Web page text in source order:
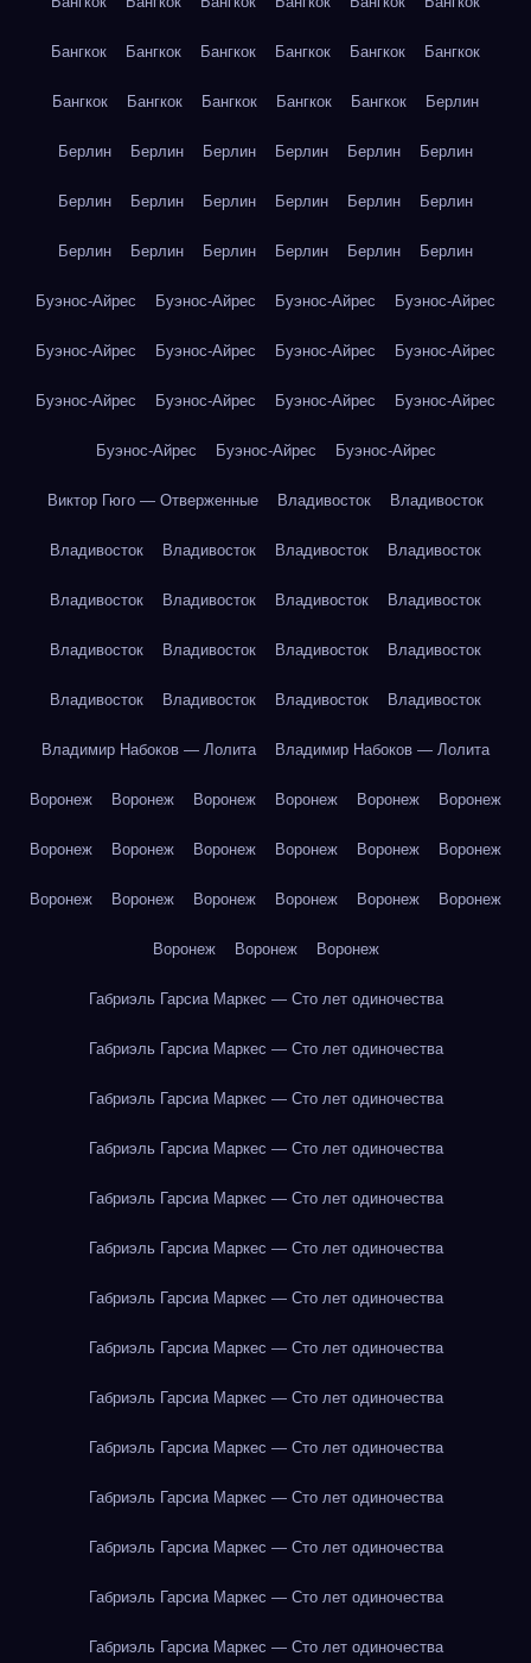
Бангкок Бангкок Бангкок Бангкок Бангкок Бангкок
Бангкок Бангкок Бангкок Бангкок Бангкок Берлин
Берлин Берлин Берлин Берлин Берлин Берлин
Берлин Берлин Берлин Берлин Берлин Берлин
Берлин Берлин Берлин Берлин Берлин Берлин
Буэнос-Айрес Буэнос-Айрес Буэнос-Айрес Буэнос-Айрес
Буэнос-Айрес Буэнос-Айрес Буэнос-Айрес Буэнос-Айрес
Буэнос-Айрес Буэнос-Айрес Буэнос-Айрес Буэнос-Айрес
Буэнос-Айрес Буэнос-Айрес Буэнос-Айрес
Виктор Гюго — Отверженные Владивосток Владивосток
Владивосток Владивосток Владивосток Владивосток
Владивосток Владивосток Владивосток Владивосток
Владивосток Владивосток Владивосток Владивосток
Владивосток Владивосток Владивосток Владивосток
Владимир Набоков — Лолита Владимир Набоков — Лолита
Воронеж Воронеж Воронеж Воронеж Воронеж Воронеж
Воронеж Воронеж Воронеж Воронеж Воронеж Воронеж
Воронеж Воронеж Воронеж Воронеж Воронеж Воронеж
Воронеж Воронеж Воронеж
Габриэль Гарсиа Маркес — Сто лет одиночества
Габриэль Гарсиа Маркес — Сто лет одиночества
Габриэль Гарсиа Маркес — Сто лет одиночества
Габриэль Гарсиа Маркес — Сто лет одиночества
Габриэль Гарсиа Маркес — Сто лет одиночества
Габриэль Гарсиа Маркес — Сто лет одиночества
Габриэль Гарсиа Маркес — Сто лет одиночества
Габриэль Гарсиа Маркес — Сто лет одиночества
Габриэль Гарсиа Маркес — Сто лет одиночества
Габриэль Гарсиа Маркес — Сто лет одиночества
Габриэль Гарсиа Маркес — Сто лет одиночества
Габриэль Гарсиа Маркес — Сто лет одиночества
Габриэль Гарсиа Маркес — Сто лет одиночества
Габриэль Гарсиа Маркес — Сто лет одиночества